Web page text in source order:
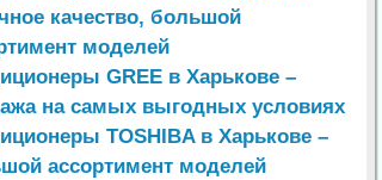
качество, большой
моделей
GREE в Харькове –
на самых выгодных условиях
TOSHIBA в Харькове –
ассортимент моделей